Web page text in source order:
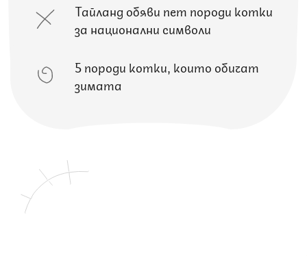
Тайланд обяви пет породи котки
за национални символи
5 породи котки, които обичат
зимата